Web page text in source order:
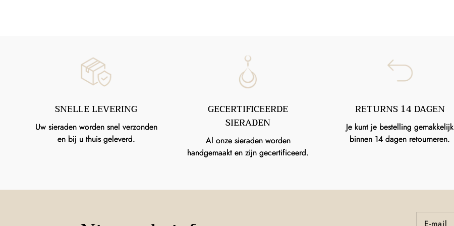
SNELLE LEVERING
Uw sieraden worden snel verzonden
en bij u thuis geleverd.
GECERTIFICEERDE
SIERADEN
Al onze sieraden worden
handgemaakt en zijn gecertificeerd.
RETURNS 14 DAGEN
Je kunt je bestelling gemakkelijk
binnen 14 dagen retourneren.